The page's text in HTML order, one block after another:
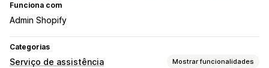
Funciona com
Admin Shopify
Categorias
Serviço de assistência Mostrar funcionalidades